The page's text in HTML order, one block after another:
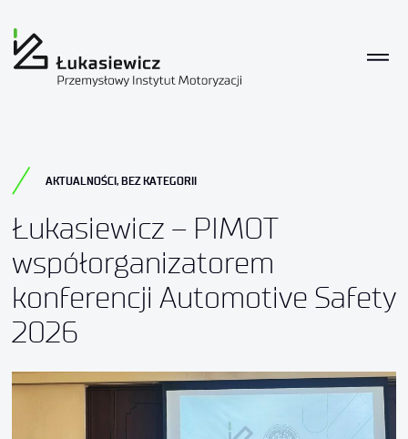
AKTUALNOŚCI, BEZ KATEGORII
Łukasiewicz – PIMOT
współorganizatorem
konferencji Automotive Safety
2026